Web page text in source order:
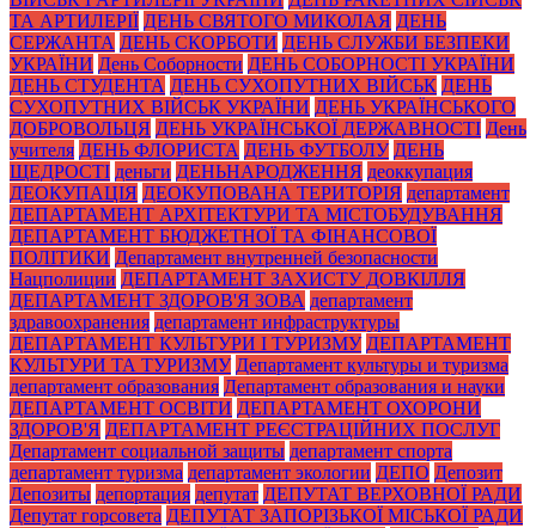
ТА АРТИЛЕРІЇ ДЕНЬ СВЯТОГО МИКОЛАЯ ДЕНЬ
СЕРЖАНТА ДЕНЬ СКОРБОТИ ДЕНЬ СЛУЖБИ БЕЗПЕКИ
УКРАЇНИ День Соборности ДЕНЬ СОБОРНОСТІ УКРАЇНИ
ДЕНЬ СТУДЕНТА ДЕНЬ СУХОПУТНИХ ВІЙСЬК ДЕНЬ
СУХОПУТНИХ ВІЙСЬК УКРАЇНИ ДЕНЬ УКРАЇНСЬКОГО
ДОБРОВОЛЬЦЯ ДЕНЬ УКРАЇНСЬКОЇ ДЕРЖАВНОСТІ День
учителя ДЕНЬ ФЛОРИСТА ДЕНЬ ФУТБОЛУ ДЕНЬ
ЩЕДРОСТІ деньги ДЕНЬНАРОДЖЕННЯ деоккупация
ДЕОКУПАЦІЯ ДЕОКУПОВАНА ТЕРИТОРІЯ департамент
ДЕПАРТАМЕНТ АРХІТЕКТУРИ ТА МІСТОБУДУВАННЯ
ДЕПАРТАМЕНТ БЮДЖЕТНОЇ ТА ФІНАНСОВОЇ
ПОЛІТИКИ Департамент внутренней безопасности
Нацполиции ДЕПАРТАМЕНТ ЗАХИСТУ ДОВКІЛЛЯ
ДЕПАРТАМЕНТ ЗДОРОВ'Я ЗОВА департамент
здравоохранения департамент инфраструктуры
ДЕПАРТАМЕНТ КУЛЬТУРИ І ТУРИЗМУ ДЕПАРТАМЕНТ
КУЛЬТУРИ ТА ТУРИЗМУ Департамент культуры и туризма
департамент образования Департамент образования и науки
ДЕПАРТАМЕНТ ОСВІТИ ДЕПАРТАМЕНТ ОХОРОНИ
ЗДОРОВ'Я ДЕПАРТАМЕНТ РЕЄСТРАЦІЙНИХ ПОСЛУГ
Департамент социальной защиты департамент спорта
департамент туризма департамент экологии ДЕПО Депозит
Депозиты депортация депутат ДЕПУТАТ ВЕРХОВНОЇ РАДИ
Депутат горсовета ДЕПУТАТ ЗАПОРІЗЬКОЇ МІСЬКОЇ РАДИ